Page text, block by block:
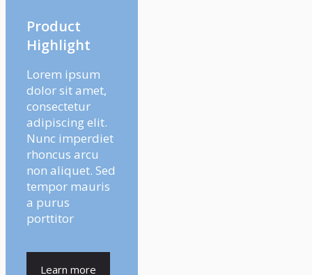
Product
Highlight
Lorem ipsum
dolor sit amet,
consectetur
adipiscing elit.
Nunc imperdiet
rhoncus arcu
non aliquet. Sed
tempor mauris
a purus
porttitor
Learn more